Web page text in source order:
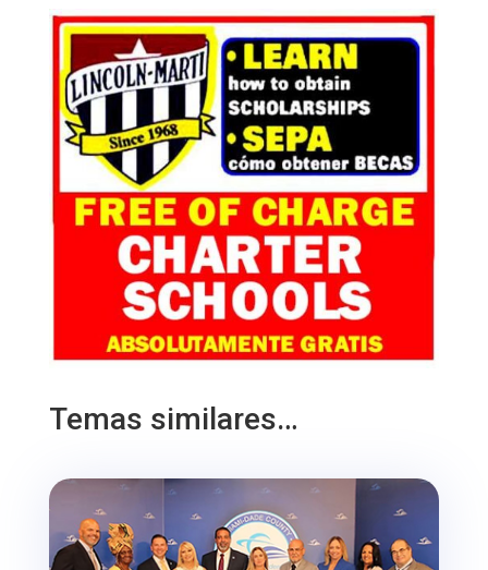
Temas similares…